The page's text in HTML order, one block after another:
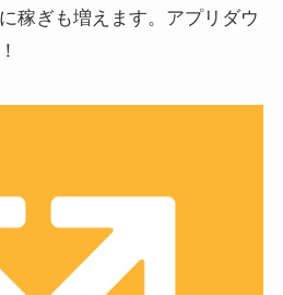
稼ぎも増えます。アプリダウ